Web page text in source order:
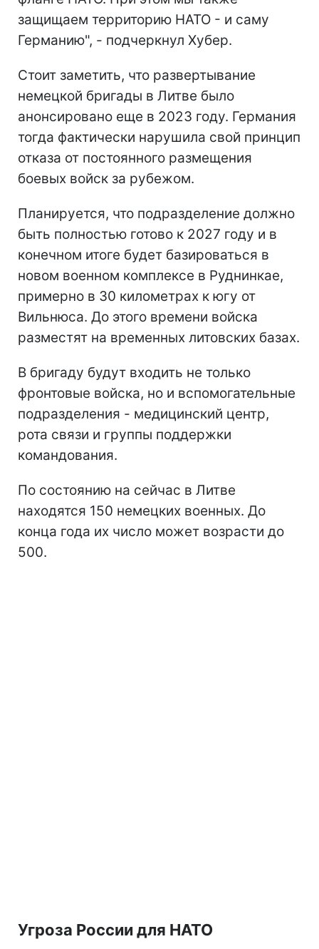
защищаем территорию НАТО - и саму
Германию", - подчеркнул Хубер.
Стоит заметить, что развертывание
немецкой бригады в Литве было
анонсировано еще в 2023 году. Германия
тогда фактически нарушила свой принцип
отказа от постоянного размещения
боевых войск за рубежом.
Планируется, что подразделение должно
быть полностью готово к 2027 году и в
конечном итоге будет базироваться в
новом военном комплексе в Руднинкае,
примерно в 30 километрах к югу от
Вильнюса. До этого времени войска
разместят на временных литовских базах.
В бригаду будут входить не только
фронтовые войска, но и вспомогательные
подразделения - медицинский центр,
рота связи и группы поддержки
командования.
По состоянию на сейчас в Литве
находятся 150 немецких военных. До
конца года их число может возрасти до
500.
Угроза России для НАТО